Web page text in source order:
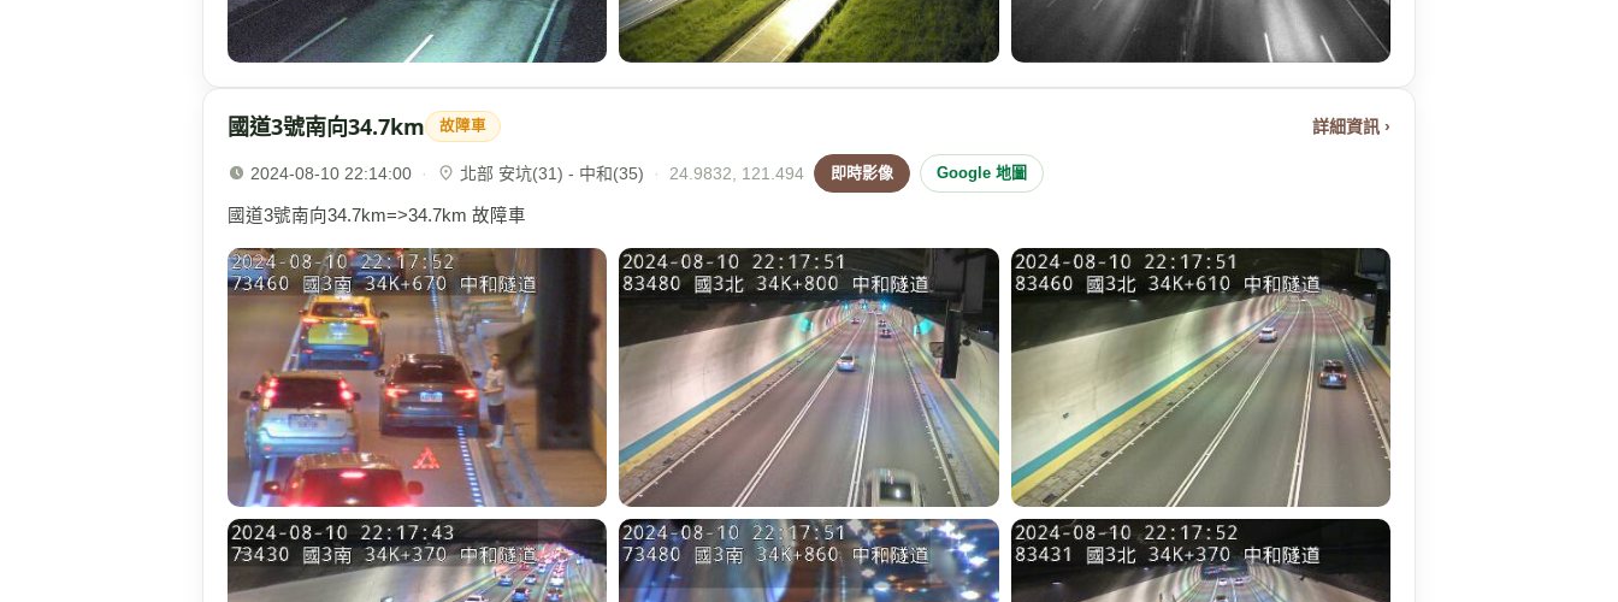
國道3號南向34.7km 故障車 詳細資訊 ›
2024-08-10 22:14:00 · 北部 安坑(31) - 中和(35) · 24.9832, 121.494 即時影像 Google 地圖
國道3號南向34.7km=>34.7km 故障車